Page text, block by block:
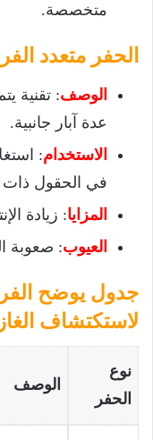
متخصصة.
الحفر متعدد
الوصف: تقنية
عدة آبار جانبية.
الاستخدام:
في الحقول ذات
المزايا: زيادة
العيوب: صعوبة
جدول يوضح
لاستكتشاف الغاز
نوع
الحفر
الوصف